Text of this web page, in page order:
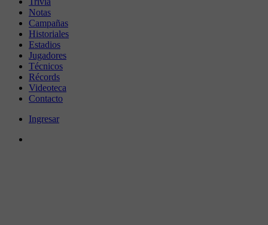
Notas
Campañas
Historiales
Estadios
Jugadores
Técnicos
Récords
Videoteca
Contacto
Ingresar